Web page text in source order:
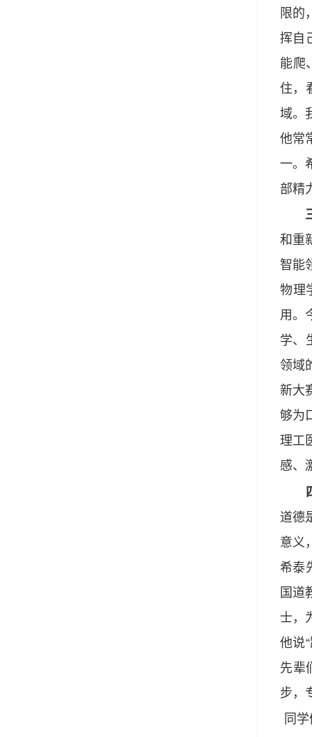
限的
挥自
能爬
住，
域。
他常
一。
部精
三
和重
智能
物理
用。
学、
领域
新大
够为
理工
感、
四
道德
意义
希泰
国道
士，
他说
先辈
步，
同